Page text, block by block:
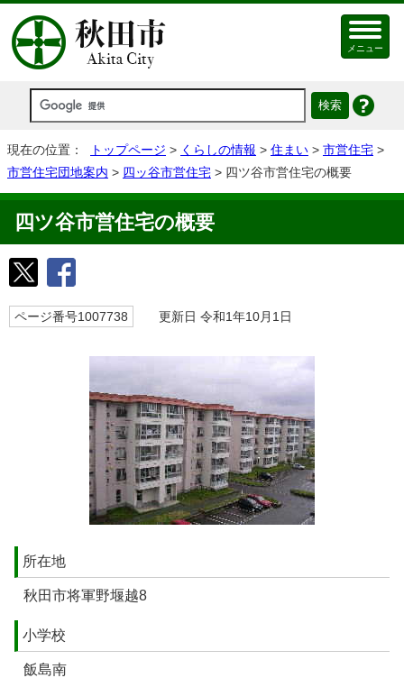
メニュー
現在の位置： トップページ > くらしの情報 > 住まい > 市営住宅 >
市営住宅団地案内 > 四ッ谷市営住宅 > 四ツ谷市営住宅の概要
四ツ谷市営住宅の概要
ページ番号1007738 更新日 令和1年10月1日
所在地
秋田市将軍野堰越8
小学校
飯島南